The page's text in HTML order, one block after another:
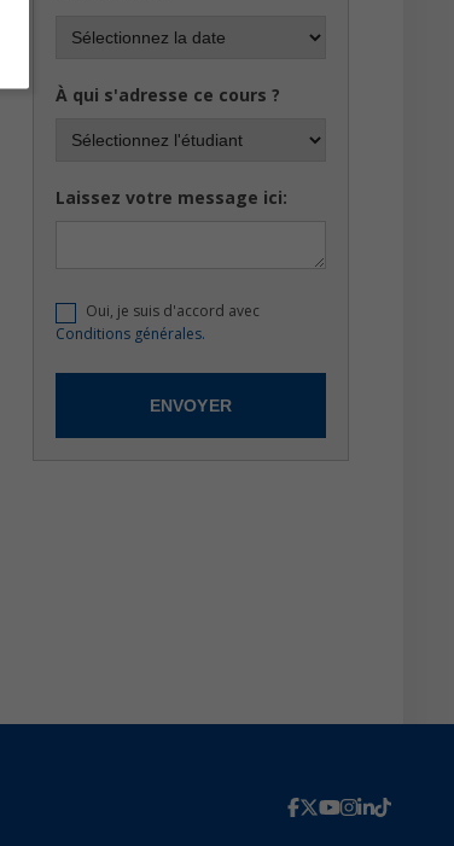
À qui s'adresse ce cours ?
Laissez votre message ici:
Oui, je suis d'accord avec
Conditions générales.